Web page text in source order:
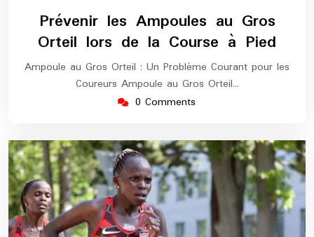
février
2026
marathon
Prévenir les Ampoules au Gros
Orteil lors de la Course à Pied
Ampoule au Gros Orteil : Un Problème Courant pour les
Coureurs Ampoule au Gros Orteil…
0 Comments